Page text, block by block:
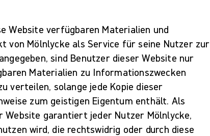
Website verfügbaren Materialien und
von Mölnlycke als Service für seine Nutzer zur
sind Benutzer dieser Website nur
Materialien zu Informationszwecken
verteilen, solange jede Kopie dieser
zum geistigen Eigentum enthält. Als
Website garantiert jeder Nutzer Mölnlycke,
wird, die rechtswidrig oder durch diese